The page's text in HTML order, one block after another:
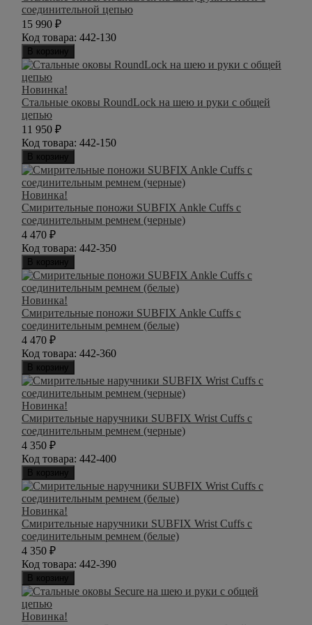
соединительной цепью
15 990 ₽
Код товара: 442-130
В корзину
Новинка!
Стальные оковы RoundLock на шею и руки с общей
цепью
11 950 ₽
Код товара: 442-150
В корзину
Новинка!
Смирительные поножи SUBFIX Ankle Cuffs с
соединительным ремнем (черные)
4 470 ₽
Код товара: 442-350
В корзину
Новинка!
Смирительные поножи SUBFIX Ankle Cuffs с
соединительным ремнем (белые)
4 470 ₽
Код товара: 442-360
В корзину
Новинка!
Смирительные наручники SUBFIX Wrist Cuffs с
соединительным ремнем (черные)
4 350 ₽
Код товара: 442-400
В корзину
Новинка!
Смирительные наручники SUBFIX Wrist Cuffs с
соединительным ремнем (белые)
4 350 ₽
Код товара: 442-390
В корзину
Новинка!